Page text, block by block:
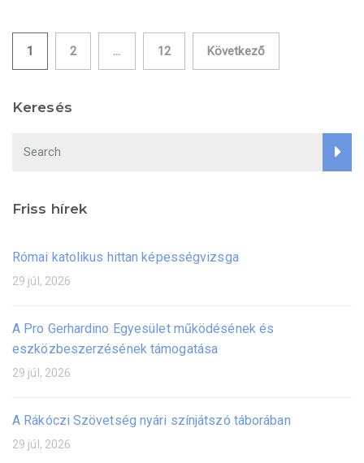
Bejegyzések
1 2 … 12 Következő
Keresés
Friss hírek
Római katolikus hittan képességvizsga
29 júl, 2026
A Pro Gerhardino Egyesület működésének és
eszközbeszerzésének támogatása
29 júl, 2026
A Rákóczi Szövetség nyári színjátszó táborában
29 júl, 2026